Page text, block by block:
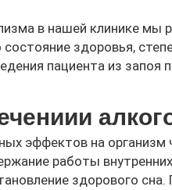
в нашей клинике
здоровья,
пациента из
эффектов на
работы
здорового